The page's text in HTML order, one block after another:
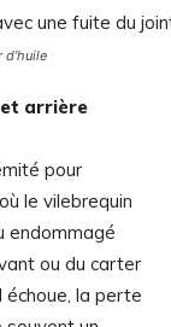
arrière
pour
le vilebrequin
endommagé
ou du carter
échoue, la perte